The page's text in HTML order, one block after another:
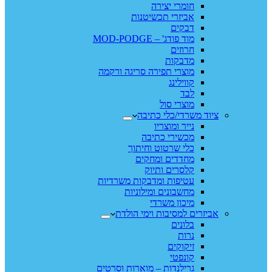
חומרי יצירה
אביזרי תכשיטנות
דבקים
מוד פודג' – MOD-PODGE
חרוזים
מדבקות
מוצרי תפירה סריגה ורקמה
קווילינג
לבד
מוצרי סול
ציוד משרדי/כלי כתיבה
נייר ומוצריו
מכשירי כתיבה
כלי שרטוט וחיתוך
מחדדים ומחקים
קלסרים ותיוק
עטיפות ומדבקות משרדיות
מחשבונים ומילוניות
מיכון משרדי
אביזרים למסיבות וימי הולדת
בלונים
נרות
זיקוקים
קונפטי
גרילנדות – מוארות וסרטים